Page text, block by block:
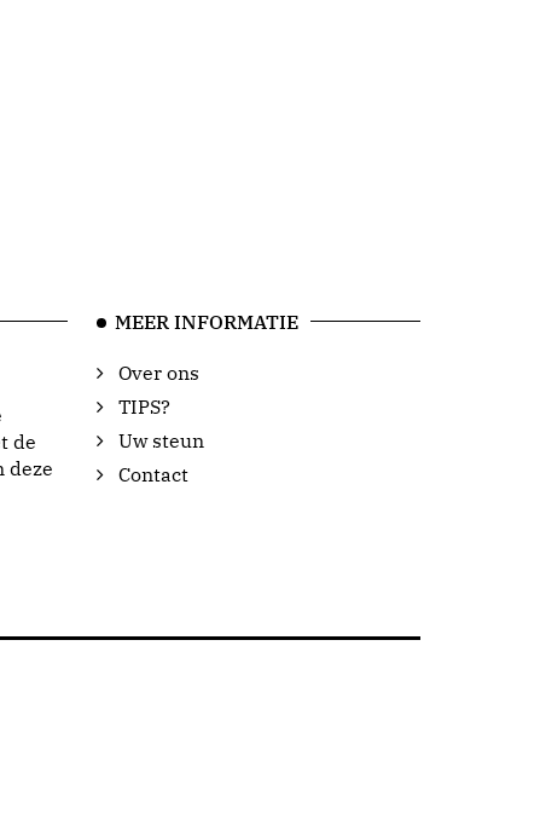
de
deze
MEER INFORMATIE
Over ons
TIPS?
Uw steun
Contact